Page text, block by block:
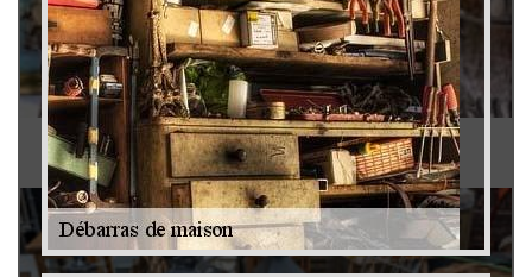
Antiquaire 79